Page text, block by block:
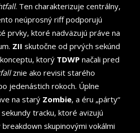
. Ten charakterizuje centrálny,
neúprosný riff podporujú
prvky, ktoré nadväzujú práve na
ZII skutočne od prvých sekúnd
ktorý TDWP načali pred
znie ako revisit starého
jedenástich rokoch. Úplne
na starý Zombie, a éru „párty“
tracku, ktoré avizujú
skupinovými vokálmi